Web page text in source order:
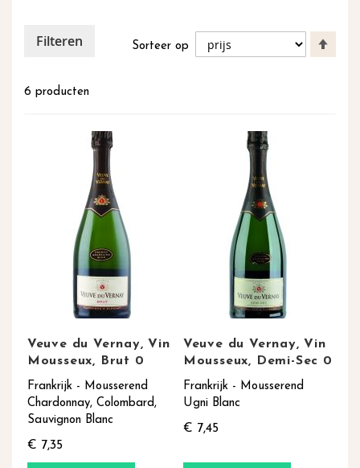
6 producten
Sorteer op
hoog
Veuve du Vernay, Vin
Mousseux, Brut 0
Frankrijk - Mousserend
Chardonnay, Colombard,
Sauvignon Blanc
€ 7,35
Veuve du Vernay, Vin
Mousseux, Demi-Sec 0
Frankrijk - Mousserend
Ugni Blanc
€ 7,45
Filteren